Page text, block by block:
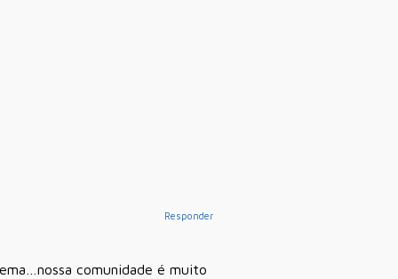
comunidade é muito
Responder